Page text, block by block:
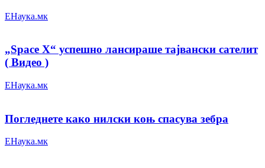
ЕНаука.мк
„Space X“ успешно лансираше тајвански сателит
( Видео )
ЕНаука.мк
Погледнете како нилски коњ спасува зебра
ЕНаука.мк